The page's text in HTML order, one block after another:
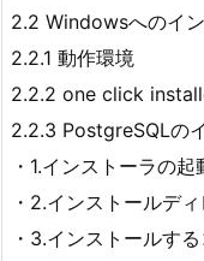
2.2 Windowsへのイ
2.2.1 動作環境
2.2.2 one click
2.2.3 PostgreSQLの
・1.インストーラの起
・2.インストールデ
・3.インストールす